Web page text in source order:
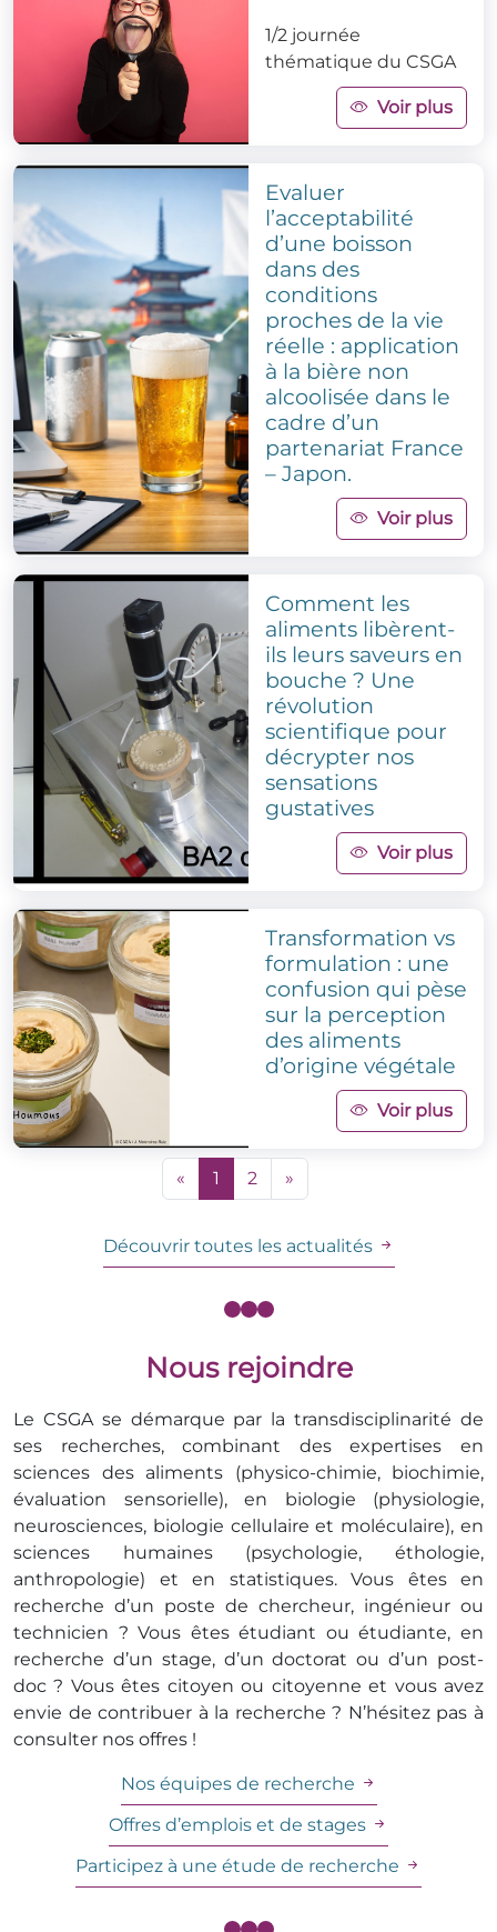
1/2 journée
thématique du CSGA
Voir plus
Evaluer
l’acceptabilité
d’une boisson
dans des
conditions
proches de la vie
réelle : application
à la bière non
alcoolisée dans le
cadre d’un
partenariat France
– Japon.
Voir plus
Comment les
aliments libèrent-
ils leurs saveurs en
bouche ? Une
révolution
scientifique pour
décrypter nos
sensations
gustatives
Voir plus
Transformation vs
formulation : une
confusion qui pèse
sur la perception
des aliments
d’origine végétale
Voir plus
« 1 2 »
Découvrir toutes les actualités
Nous rejoindre
Le CSGA se démarque par la transdisciplinarité de
ses recherches, combinant des expertises en
sciences des aliments (physico-chimie, biochimie,
évaluation sensorielle), en biologie (physiologie,
neurosciences, biologie cellulaire et moléculaire), en
sciences humaines (psychologie, éthologie,
anthropologie) et en statistiques. Vous êtes en
recherche d’un poste de chercheur, ingénieur ou
technicien ? Vous êtes étudiant ou étudiante, en
recherche d’un stage, d’un doctorat ou d’un post-
doc ? Vous êtes citoyen ou citoyenne et vous avez
envie de contribuer à la recherche ? N’hésitez pas à
consulter nos offres !
Nos équipes de recherche
Offres d’emplois et de stages
Participez à une étude de recherche